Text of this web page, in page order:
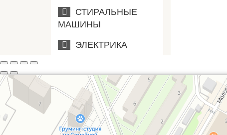
СТИРАЛЬНЫЕ
МАШИНЫ
ЭЛЕКТРИКА